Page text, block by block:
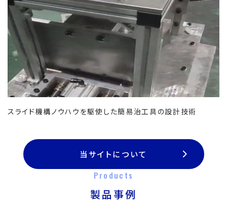
スライド機構ノウハウを駆使した簡易治工具の設計技術
当サイトについて
Products
製品事例